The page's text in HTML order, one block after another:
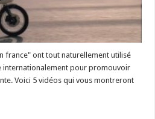
la
star
est
PARIS!
france" ont tout naturellement utilisé
internationalement pour promouvoir
Voici 5 vidéos qui vous montreront